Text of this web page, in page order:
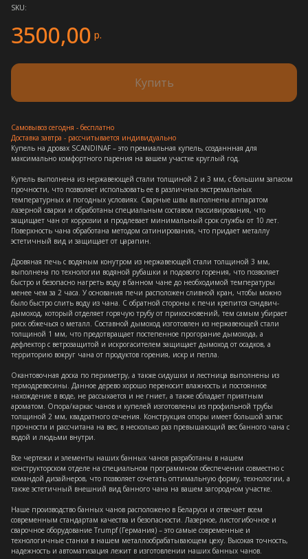
SKU:
3500,00 р.
Купить
Самовывоз сегодня - бесплатно
Доставка завтра - рассчитывается индивидуально
Купель на дровах SCANDINAF – это премиальная купель, созданнная для
максимально комфортного парения на вашем участке круглый год.
Купель выполнена из нержавеющей стали толщиной 2 и 3 мм, с большим запасом
прочности, что позволяет использовать ее в различных экстремальных
температурных и погодных условиях. Сварные швы выполнены аппаратом
лазерной сварки и обработаны специальным составом пассивирования, что
защищает чан от коррозии и продлевает минимальный срок службы от 10 лет.
Поверхность чана обработана методом сатинирования, что придает металлу
эстетичный вид и защищает от царапин.
Дровяная печь с водяным конутром из нержавеющей стали толщиной 3 мм,
выполнена по технологии водяной рубашки и подового горения, что позволяет
быстро и безопасно нагреть воду в банном чане до необходимой температуры
менее чем за 2 часа. У основания печи расположен сливной кран, чтобы можно
было быстро слить воду из чана. С обратной стороны к печи крепится сэндвич-
дымоход, который отделяет горячую трубу от прикосновений, тем самым убирает
риск обжечься о металл. Составной дымоход изготовлен из нержавеющей стали
толщиной 1 мм, что предотвращает постепенное прогорание дымохода, а
дефлектор с ветрозащитой и искрогасителем защищает дымоход от осадков, а
территорию вокруг чана от продуктов горения, искр и пепла.
Окантовочная доска по периметру, а также сидушки и лестница выполнены из
термодревесины. Данное дерево хорошо переносит влажность и постоянное
нахождение в воде, не рассыхается и не гниет, а также обладает приятным
ароматом. Опора/каркас чанов и купелей изготовлены из профильной трубы
толщиной 2 мм, квадратного сечения. Конструкция опоры имеет большой запас
прочности и рассчитана на вес, в несколько раз превышающий вес банного чана с
водой и людьми внутри.
Все чертежи и элементы наших банных чанов разработаны в нашем
конструкторском отделе на специальном программном обеспечении совместно с
командой дизайнеров, что позволяет сочетать оптимальную форму, технологии, а
также эстетичный внешний вид банного чана на вашем загородном участке.
Наше производство банных чанов расположено в Беларуси и отвечает всем
современным стандартам качества и безопасности. Лазерное, листогибочное и
сварочное оборудование Trumpf (Германия) – это самые современные и
технологичные станки в нашем металлообрабатывающем цеху. Высокая точность,
надежность и автоматизация лежит в изготовлении наших банных чанов.